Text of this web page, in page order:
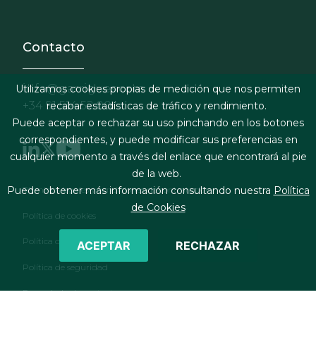
Contacto
info@garrigues.com
+34 91 514 52 00
Footer menu
Términos legales y condiciones de contratación
Política de cookies
Política de privacidad
Política de seguridad
Formulario de contacto
Utilizamos cookies propias de medición que nos permiten
recabar estadísticas de tráfico y rendimiento.
Puede aceptar o rechazar su uso pinchando en los botones
correspondientes, y puede modificar sus preferencias en
cualquier momento a través del enlace que encontrará al pie
de la web.
Puede obtener más información consultando nuestra Política
de Cookies
ACEPTAR RECHAZAR